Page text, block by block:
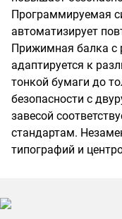
Программируемая
автоматизирует
Прижимная балка с
адаптируется к
тонкой бумаги до
безопасности с
завесой
стандартам.
типографий и